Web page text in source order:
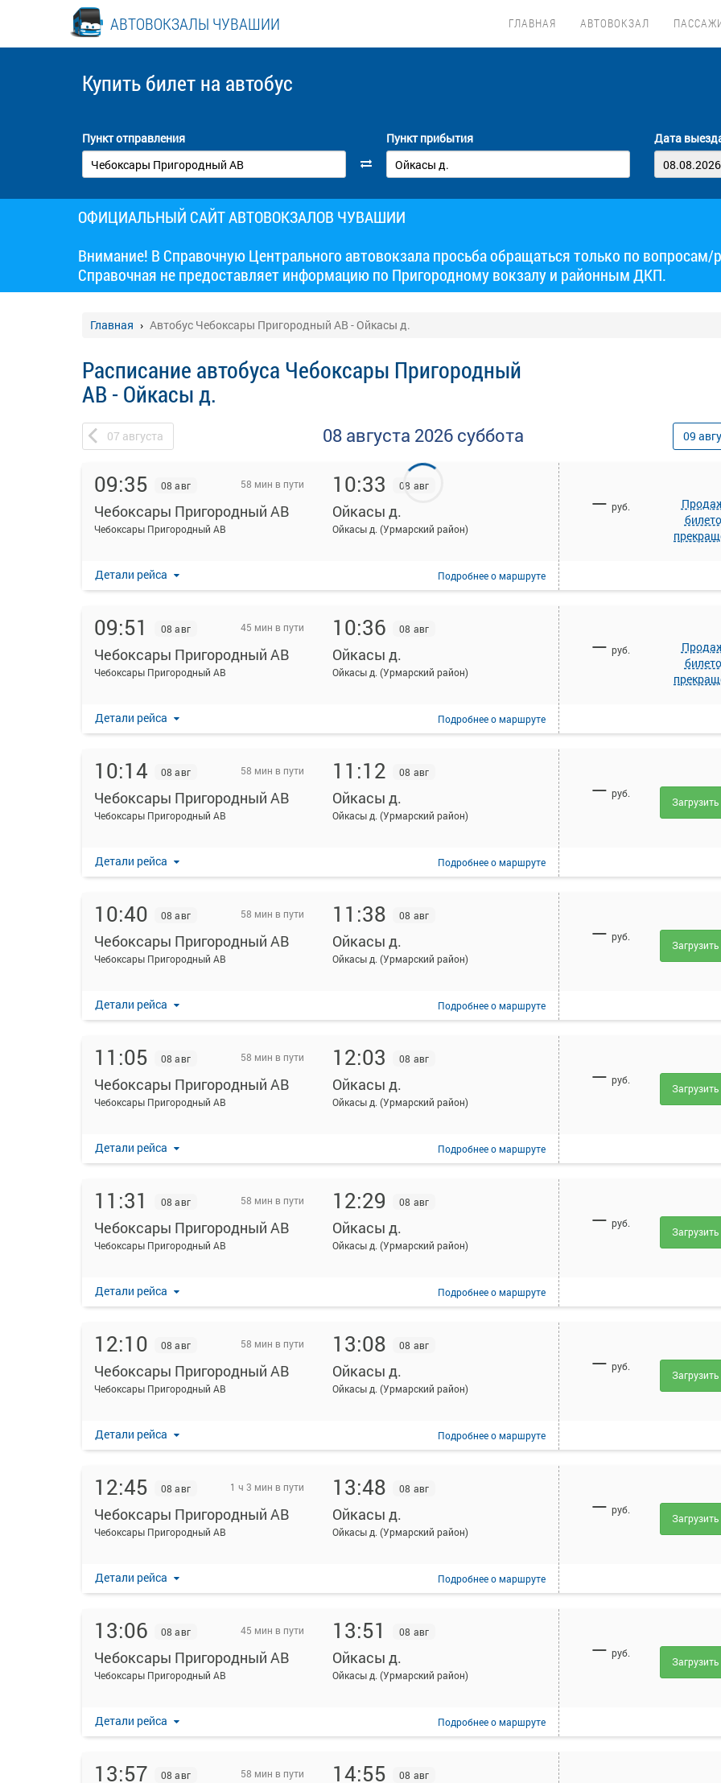
АВТОВОКЗАЛЫ ЧУВАШИИ ГЛАВНАЯ АВТОВОКЗАЛ
Купить билет на автобус
Пункт отправления Пункт прибытия Дата
ОФИЦИАЛЬНЫЙ САЙТ АВТОВОКЗАЛОВ ЧУВАШИИ
Внимание! В Справочную Центрального автовокзала просьба обращаться только по вопросам/
Справочная не предоставляет информацию по Пригородному вокзалу и районным ДКП.
Главная Автобус Чебоксары Пригородный АВ - Ойкасы д.
Расписание автобуса Чебоксары Пригородный
АВ - Ойкасы д.
07 августа 08 августа 2026 суббота 09
09:35 08 авг 58 мин в пути
Чебоксары Пригородный АВ
Чебоксары Пригородный АВ
10:33 08 авг
Ойкасы д.
Ойкасы д. (Урмарский район)
Детали рейса Подробнеео маршруте
— руб.
09:51 08 авг 45 мин в пути
Чебоксары Пригородный АВ
Чебоксары Пригородный АВ
10:36 08 авг
Ойкасы д.
Ойкасы д. (Урмарский район)
Детали рейса Подробнеео маршруте
— руб.
10:14 08 авг 58 мин в пути
Чебоксары Пригородный АВ
Чебоксары Пригородный АВ
11:12 08 авг
Ойкасы д.
Ойкасы д. (Урмарский район)
Детали рейса Подробнеео маршруте
— руб.
10:40 08 авг 58 мин в пути
Чебоксары Пригородный АВ
Чебоксары Пригородный АВ
11:38 08 авг
Ойкасы д.
Ойкасы д. (Урмарский район)
Детали рейса Подробнеео маршруте
— руб.
11:05 08 авг 58 мин в пути
Чебоксары Пригородный АВ
Чебоксары Пригородный АВ
12:03 08 авг
Ойкасы д.
Ойкасы д. (Урмарский район)
Детали рейса Подробнеео маршруте
— руб.
11:31 08 авг 58 мин в пути
Чебоксары Пригородный АВ
Чебоксары Пригородный АВ
12:29 08 авг
Ойкасы д.
Ойкасы д. (Урмарский район)
Детали рейса Подробнеео маршруте
— руб.
12:10 08 авг 58 мин в пути
Чебоксары Пригородный АВ
Чебоксары Пригородный АВ
13:08 08 авг
Ойкасы д.
Ойкасы д. (Урмарский район)
Детали рейса Подробнеео маршруте
— руб.
12:45 08 авг 1 ч 3 мин в пути
Чебоксары Пригородный АВ
Чебоксары Пригородный АВ
13:48 08 авг
Ойкасы д.
Ойкасы д. (Урмарский район)
Детали рейса Подробнеео маршруте
— руб.
13:06 08 авг 45 мин в пути
Чебоксары Пригородный АВ
Чебоксары Пригородный АВ
13:51 08 авг
Ойкасы д.
Ойкасы д. (Урмарский район)
Детали рейса Подробнеео маршруте
— руб.
13:57 08 авг 58 мин в пути 14:55 08 авг